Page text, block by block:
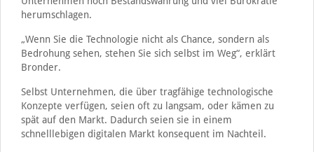
herumschlagen.
„Wenn Sie die Technologie nicht als Chance, sondern als
Bedrohung sehen, stehen Sie sich selbst im Weg“, erklärt
Bronder.
Selbst Unternehmen, die über tragfähige technologische
Konzepte verfügen, seien oft zu langsam, oder kämen zu
spät auf den Markt. Dadurch seien sie in einem
schnelllebigen digitalen Markt konsequent im Nachteil.